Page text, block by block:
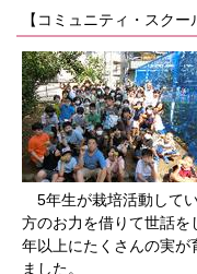
【コミュニティ・スク
5年生が栽培活動して
方のお力を借りて世話を
年以上にたくさんの実が
ました。